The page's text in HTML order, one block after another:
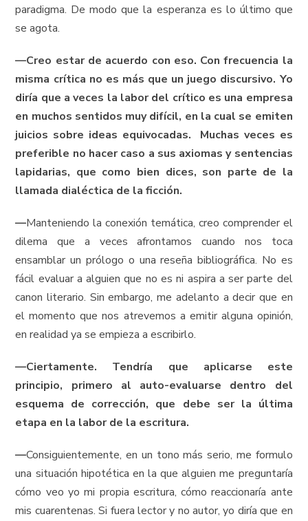
paradigma. De modo que la esperanza es lo último que
se agota.
—Creo estar de acuerdo con eso. Con frecuencia la
misma crítica no es más que un juego discursivo. Yo
diría que a veces la labor del crítico es una empresa
en muchos sentidos muy difícil, en la cual se emiten
juicios sobre ideas equivocadas. Muchas veces es
preferible no hacer caso a sus axiomas y sentencias
lapidarias, que como bien dices, son parte de la
llamada dialéctica de la ficción.
—Manteniendo la conexión temática, creo comprender el
dilema que a veces afrontamos cuando nos toca
ensamblar un prólogo o una reseña bibliográfica. No es
fácil evaluar a alguien que no es ni aspira a ser parte del
canon literario. Sin embargo, me adelanto a decir que en
el momento que nos atrevemos a emitir alguna opinión,
en realidad ya se empieza a escribirlo.
—Ciertamente. Tendría que aplicarse este
principio, primero al auto-evaluarse dentro del
esquema de corrección, que debe ser la última
etapa en la labor de la escritura.
—Consiguientemente, en un tono más serio, me formulo
una situación hipotética en la que alguien me preguntaría
cómo veo yo mi propia escritura, cómo reaccionaría ante
mis cuarentenas. Si fuera lector y no autor, yo diría que en